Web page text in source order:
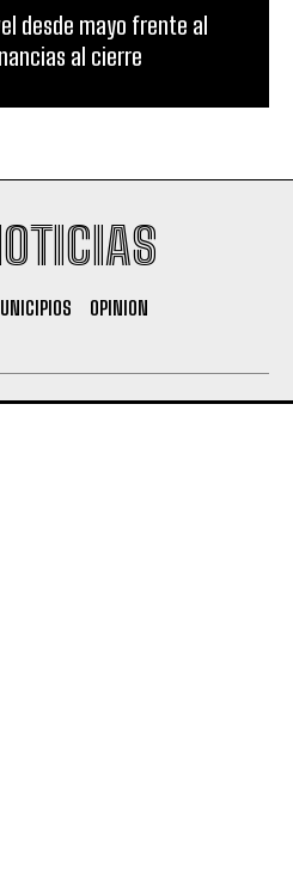
desde mayo frente al
al cierre
OPINION